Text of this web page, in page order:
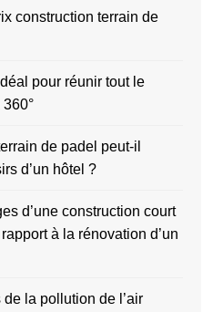
construction terrain de
pour réunir tout le
de padel peut-il
d’un hôtel ?
d’une construction court
à la rénovation d’un
la pollution de l’air